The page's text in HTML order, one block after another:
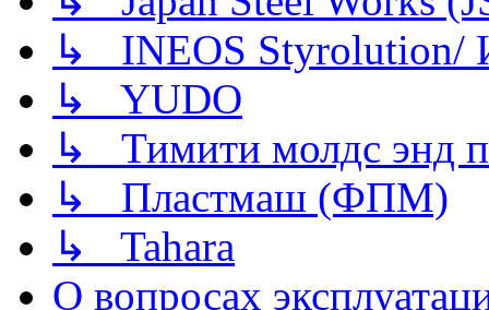
↳ INEOS
↳ YUDO
↳ Тимити молдс энд
↳ Пластмаш (ФПМ)
↳ Tahara
О вопросах